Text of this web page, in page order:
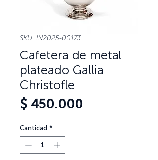
SKU: IN2025-00173
Cafetera de metal
plateado Gallia
Christofle
$ 450.000
Cantidad *